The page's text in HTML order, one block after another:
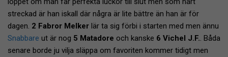
streckad är han iskall där några är lite bättre än han är för
dagen. 2 Fabror Melker lär ta sig förbi i starten med men ännu
Snabbare ut är nog 5 Matadore och kanske 6 Vichel J.F.. Båda
senare borde ju vilja släppa om favoriten kommer tidigt men